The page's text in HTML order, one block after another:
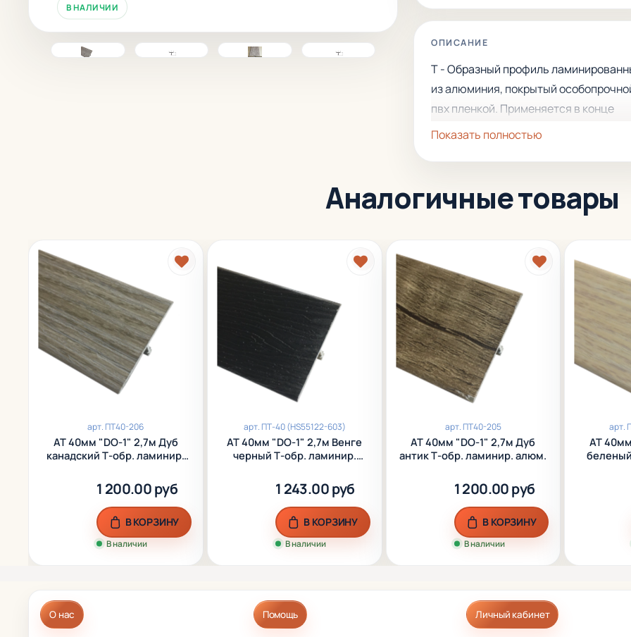
В НАЛИЧИИ
ОПИСАНИЕ
Т - Образный профиль
из алюминия, покрытый
пвх пленкой. Применяется в конце
укладки двух полов одинакового
Показать полностью
Аналогичные товары
арт.ПТ40-206
АТ 40мм "DО-1" 2,7м Дуб
канадский Т-обр. ламинир.
1 200.00 руб
В наличии
В КОРЗИНУ
арт.ПТ-40 (HS55122-603)
АТ 40мм "DO-1" 2,7м Венге
черный Т-обр. ламинир.
1 243.00 руб
В наличии
В КОРЗИНУ
арт.ПТ40-205
АТ 40мм "DО-1" 2,7м Дуб
антик Т-обр. ламинир. алюм.
1 200.00 руб
В наличии
В КОРЗИНУ
арт.
АТ
О нас Помощь Личный кабинет